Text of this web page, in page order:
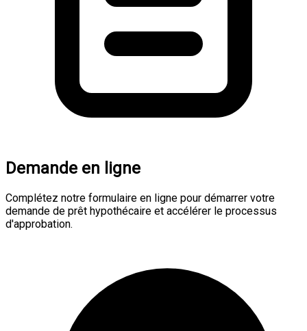
Demande en ligne
Complétez notre formulaire en ligne pour démarrer votre
demande de prêt hypothécaire et accélérer le processus
d'approbation.